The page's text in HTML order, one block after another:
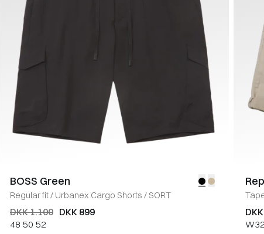
BOSS Green
Regular fit/ Urbanex Cargo Shorts / SORT
DKK 1.100 DKK 899
48 50 52